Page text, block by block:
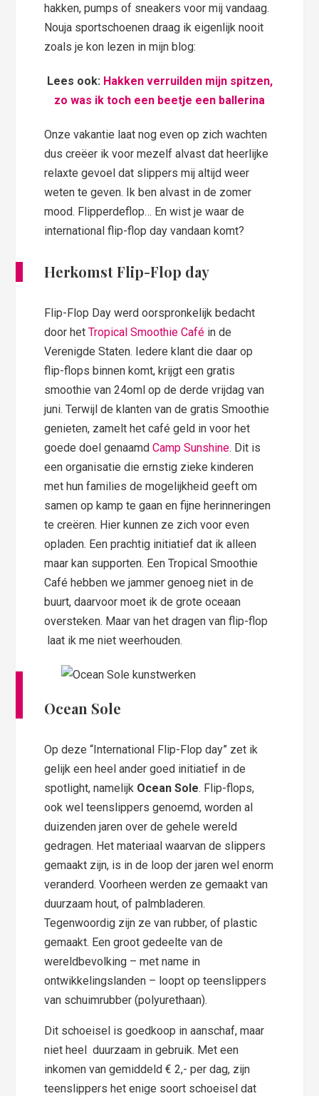
hakken, pumps of sneakers voor mij vandaag.
Nouja sportschoenen draag ik eigenlijk nooit
zoals je kon lezen in mijn blog:
Lees ook: Hakken verruilden mijn spitzen,
zo was ik toch een beetje een ballerina
Onze vakantie laat nog even op zich wachten
dus creëer ik voor mezelf alvast dat heerlijke
relaxte gevoel dat slippers mij altijd weer
weten te geven. Ik ben alvast in de zomer
mood. Flipperdeflop… En wist je waar de
international flip-flop day vandaan komt?
Herkomst Flip-Flop day
Flip-Flop Day werd oorspronkelijk bedacht
door hetTropical Smoothie Café in de
Verenigde Staten. Iedere klant die daar op
flip-flops binnen komt, krijgt een gratis
smoothie van 24oml op de derde vrijdag van
juni. Terwijl de klanten van de gratis Smoothie
genieten, zamelt het café geld in voor het
goede doel genaamdCamp Sunshine. Dit is
een organisatie die ernstig zieke kinderen
met hun families de mogelijkheid geeft om
samen op kamp te gaan en fijne herinneringen
te creëren. Hier kunnen ze zich voor even
opladen. Een prachtig initiatief dat ik alleen
maar kan supporten. Een Tropical Smoothie
Café hebben we jammer genoeg niet in de
buurt, daarvoor moet ik de grote oceaan
oversteken. Maar van het dragen van flip-flop
laat ik me niet weerhouden.
Ocean Sole
Op deze “International Flip-Flop day” zet ik
gelijk een heel ander goed initiatief in de
spotlight, namelijk Ocean Sole. Flip-flops,
ook wel teenslippers genoemd, worden al
duizenden jaren over de gehele wereld
gedragen. Het materiaal waarvan de slippers
gemaakt zijn, is in de loop der jaren wel enorm
veranderd. Voorheen werden ze gemaakt van
duurzaam hout, of palmbladeren.
Tegenwoordig zijn ze van rubber, of plastic
gemaakt. Een groot gedeelte van de
wereldbevolking – met name in
ontwikkelingslanden – loopt op teenslippers
van schuimrubber (polyurethaan).
Dit schoeisel is goedkoop in aanschaf, maar
niet heel duurzaam in gebruik. Met een
inkomen van gemiddeld € 2,- per dag, zijn
teenslippers het enige soort schoeisel dat